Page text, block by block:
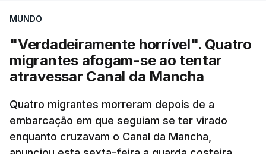
"Verdadeiramente
MUNDO
"Verdadeiramente horrível". Quatro
migrantes afogam-se ao tentar
atravessar Canal da Mancha
Quatro migrantes morreram depois de a
embarcação em que seguiam se ter virado
enquanto cruzavam o Canal da Mancha,